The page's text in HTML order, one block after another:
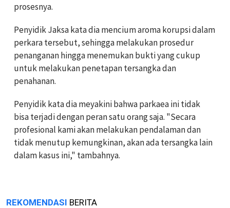
prosesnya.
Penyidik Jaksa kata dia mencium aroma korupsi dalam
perkara tersebut, sehingga melakukan prosedur
penanganan hingga menemukan bukti yang cukup
untuk melakukan penetapan tersangka dan
penahanan.
Penyidik kata dia meyakini bahwa parkaea ini tidak
bisa terjadi dengan peran satu orang saja. "Secara
profesional kami akan melakukan pendalaman dan
tidak menutup kemungkinan, akan ada tersangka lain
dalam kasus ini," tambahnya.
REKOMENDASI BERITA